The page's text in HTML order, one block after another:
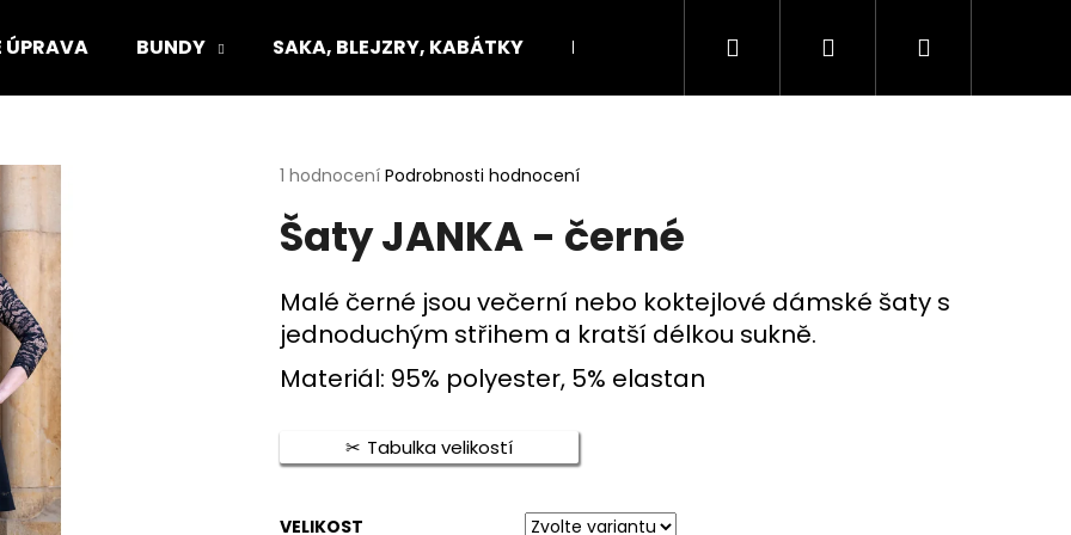
ÚPRAVA BUNDY SAKA, BLEJZRY, KABÁTKY KOSTÝMY A KOMPLETY TOPY, TUNIKY A
Hledat PřihlášeníNákupní
Průměrné
produktu
je
z
5
hvězdiček.
1 hodnocení Podrobnosti hodnocení
Šaty JANKA - černé
Malé černé jsou večerní nebo koktejlové dámské šaty s
jednoduchým střihem a kratší délkou sukně.
Materiál: 95% polyester, 5% elastan
Tabulka velikostí
VELIKOST
HLEDAT